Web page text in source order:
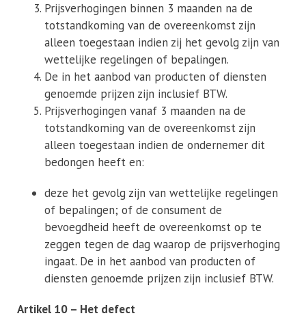
Prijsverhogingen binnen 3 maanden na de
totstandkoming van de overeenkomst zijn
alleen toegestaan indien zij het gevolg zijn van
wettelijke regelingen of bepalingen.
De in het aanbod van producten of diensten
genoemde prijzen zijn inclusief BTW.
Prijsverhogingen vanaf 3 maanden na de
totstandkoming van de overeenkomst zijn
alleen toegestaan indien de ondernemer dit
bedongen heeft en:
deze het gevolg zijn van wettelijke regelingen
of bepalingen; of de consument de
bevoegdheid heeft de overeenkomst op te
zeggen tegen de dag waarop de prijsverhoging
ingaat. De in het aanbod van producten of
diensten genoemde prijzen zijn inclusief BTW.
Artikel 10 – Het defect